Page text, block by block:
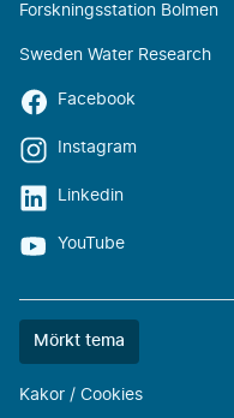
Forskningsstation Bolmen
Sweden Water Research
Facebook
Instagram
Linkedin
YouTube
Färgtemat
Mörkt tema
Kakor / Cookies